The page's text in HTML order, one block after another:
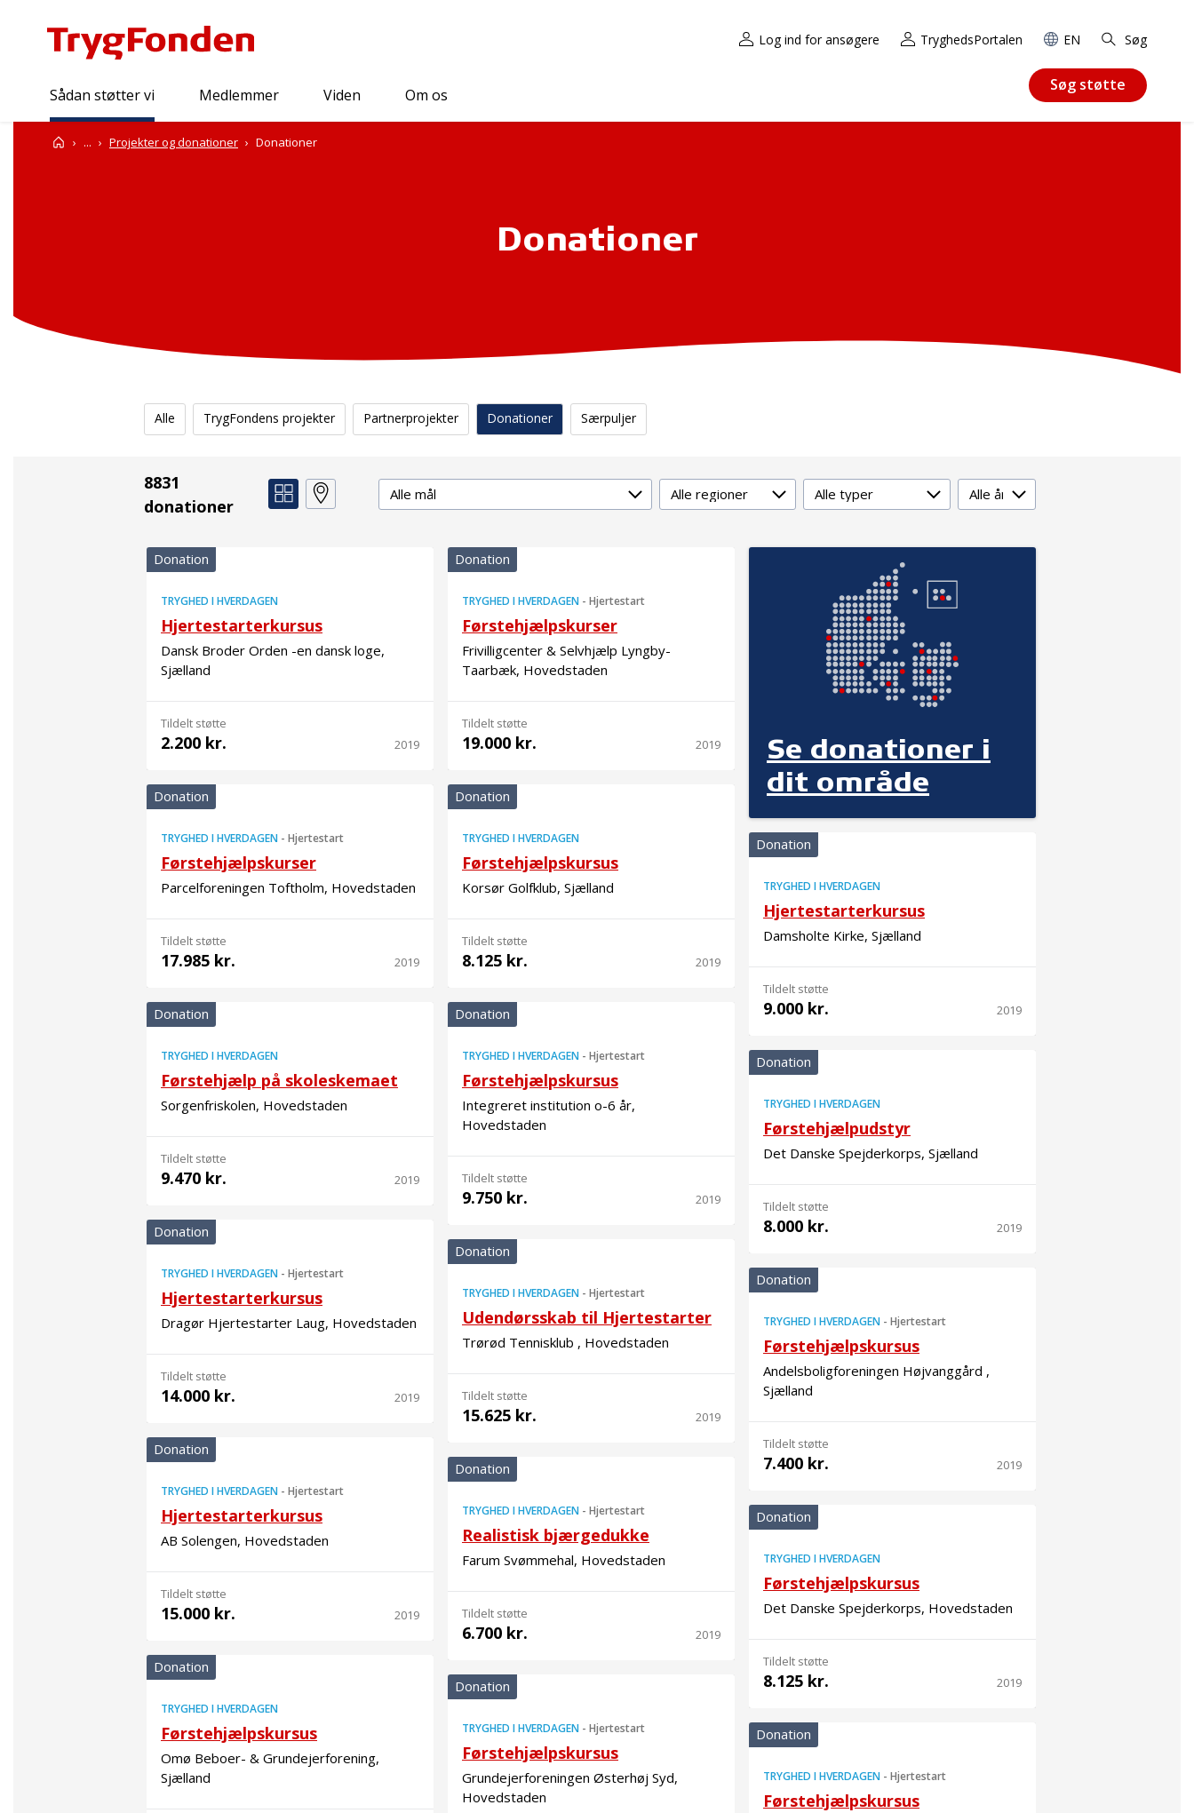
Log ind for ansøgere TryghedsPortalen EN Søg
Sådan støtter vi Medlemmer Viden Om os
Søg støtte
Forside
...
Sådan støtter viProjekter og donationer Donationer
Donationer
Alle TrygFondens projekter Partnerprojekter Donationer Særpuljer
8831
donationer
Delmål Region Type År
Se donationer i
dit område
Donation
TRYGHED I HVERDAGEN
Hjertestarterkursus
Dansk Broder Orden -en dansk loge,
Sjælland
Tildelt støtte
2.200 kr. 2019
Donation
TRYGHED I HVERDAGEN - Hjertestart
Førstehjælpskurser
Frivilligcenter & Selvhjælp Lyngby-
Taarbæk, Hovedstaden
Tildelt støtte
19.000 kr. 2019
Donation
TRYGHED I HVERDAGEN - Hjertestart
Førstehjælpskurser
Parcelforeningen Toftholm, Hovedstaden
Tildelt støtte
17.985 kr. 2019
Donation
TRYGHED I HVERDAGEN
Førstehjælpskursus
Korsør Golfklub, Sjælland
Tildelt støtte
8.125 kr. 2019
Donation
TRYGHED I HVERDAGEN
Hjertestarterkursus
Damsholte Kirke, Sjælland
Tildelt støtte
9.000 kr. 2019
Donation
TRYGHED I HVERDAGEN
Førstehjælp på skoleskemaet
Sorgenfriskolen, Hovedstaden
Tildelt støtte
9.470 kr. 2019
Donation
TRYGHED I HVERDAGEN - Hjertestart
Førstehjælpskursus
Integreret institution o-6 år,
Hovedstaden
Tildelt støtte
9.750 kr. 2019
Donation
TRYGHED I HVERDAGEN
Førstehjælpudstyr
Det Danske Spejderkorps, Sjælland
Tildelt støtte
8.000 kr. 2019
Donation
TRYGHED I HVERDAGEN - Hjertestart
Hjertestarterkursus
Dragør Hjertestarter Laug, Hovedstaden
Tildelt støtte
14.000 kr. 2019
Donation
TRYGHED I HVERDAGEN - Hjertestart
Udendørsskab til Hjertestarter
Trørød Tennisklub , Hovedstaden
Tildelt støtte
15.625 kr. 2019
Donation
TRYGHED I HVERDAGEN - Hjertestart
Førstehjælpskursus
Andelsboligforeningen Højvanggård ,
Sjælland
Tildelt støtte
7.400 kr. 2019
Donation
TRYGHED I HVERDAGEN - Hjertestart
Hjertestarterkursus
AB Solengen, Hovedstaden
Tildelt støtte
15.000 kr. 2019
Donation
TRYGHED I HVERDAGEN - Hjertestart
Realistisk bjærgedukke
Farum Svømmehal, Hovedstaden
Tildelt støtte
6.700 kr. 2019
Donation
TRYGHED I HVERDAGEN
Førstehjælpskursus
Det Danske Spejderkorps, Hovedstaden
Tildelt støtte
8.125 kr. 2019
Donation
TRYGHED I HVERDAGEN
Førstehjælpskursus
Omø Beboer- & Grundejerforening,
Sjælland
Donation
TRYGHED I HVERDAGEN - Hjertestart
Førstehjælpskursus
Grundejerforeningen Østerhøj Syd,
Hovedstaden
Donation
TRYGHED I HVERDAGEN - Hjertestart
Førstehjælpskursus